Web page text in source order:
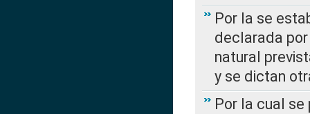
Por la se
declarada
natural
y se dictan
Por la cual